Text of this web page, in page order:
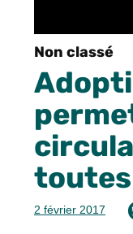
Non classé
2 février 2017